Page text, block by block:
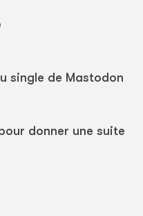
single de Mastodon
donner une suite